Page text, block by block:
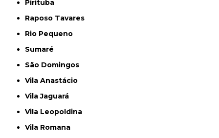
Pirituba
Raposo Tavares
Rio Pequeno
Sumaré
São Domingos
Vila Anastácio
Vila Jaguará
Vila Leopoldina
Vila Romana